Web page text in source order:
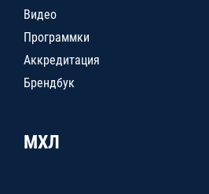
Видео
Программки
Аккредитация
Брендбук
МХЛ